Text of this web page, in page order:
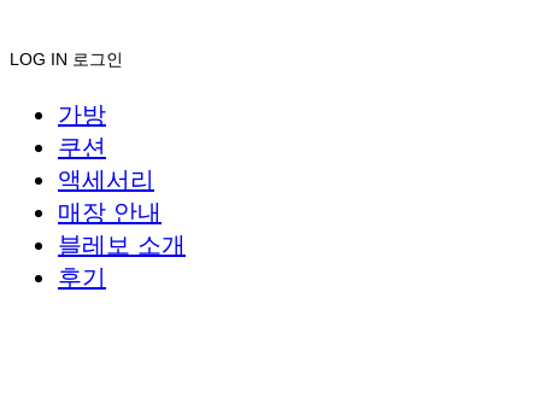
LOG IN 로그인
가방
쿠션
액세서리
매장 안내
블레보 소개
후기